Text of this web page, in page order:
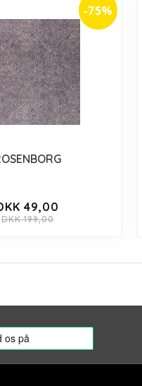
-75%
49,00
DKK 199,00